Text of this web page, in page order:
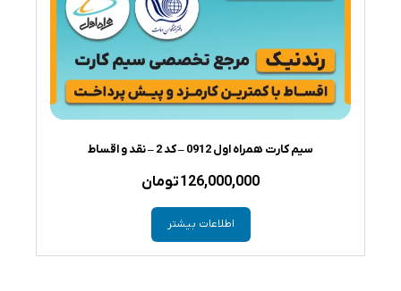
سیم کارت همراه اول 0912 – کد 2 – نقد و اقساط
126,000,000تومان
اطلاعات بیشتر